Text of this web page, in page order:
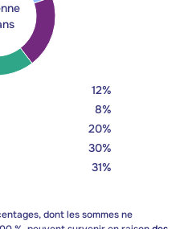
12%
8%
20%
30%
31%
dont les sommes ne